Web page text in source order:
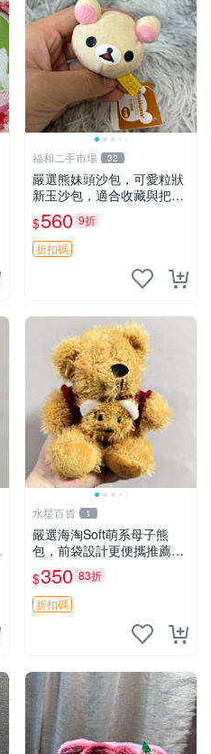
福和二手市場 32
嚴選熊妹頭沙包，可愛粒狀
新玉沙包，適合收藏與把玩
熊妹 沙包 玉石
$560 9折
折扣碼
水星百貨 1
嚴選海淘Soft萌系母子熊
包，前袋設計更便攜推薦收
藏 母子熊 軟綿綿 包包
$350 83折
折扣碼